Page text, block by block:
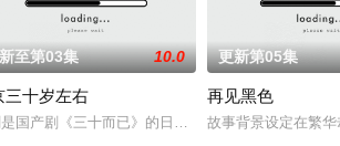
高中生三井宏太在好友内新次郎的邀请下加入了钓
至第03集 10.0
三十岁左右
国产剧《三十而已》的日本翻拍版。故事讲述曾从
更新第05集
再见黑色
故事背景设定在繁华